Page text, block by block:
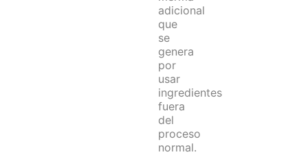
adicional
que
se
genera
por
usar
ingredientes
fuera
del
proceso
normal.